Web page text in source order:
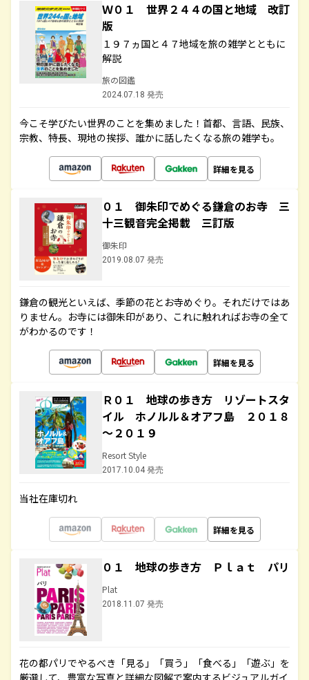
Ｗ０１ 世界２４４の国と地域 改訂
版
１９７ヵ国と４７地域を旅の雑学とともに
解説
旅の図鑑
2024.07.18 発売
今こそ学びたい世界のことを集めました！首都、言語、民族、
宗教、特長、現地の挨拶、誰かに話したくなる旅の雑学も。
詳細を見る
０１ 御朱印でめぐる鎌倉のお寺 三
十三観音完全掲載 三訂版
御朱印
2019.08.07 発売
鎌倉の観光といえば、季節の花とお寺めぐり。それだけではあ
りません。お寺には御朱印があり、これに触れればお寺の全て
がわかるのです！
詳細を見る
Ｒ０１ 地球の歩き方 リゾートスタ
イル ホノルル＆オアフ島 ２０１８
～２０１９
Resort Style
2017.10.04 発売
当社在庫切れ
詳細を見る
０１ 地球の歩き方 Ｐｌａｔ パリ
Plat
2018.11.07 発売
花の都パリでやるべき「見る」「買う」「食べる」「遊ぶ」を
厳選して、豊富な写真と詳細な図解で案内するビジュアルガイ